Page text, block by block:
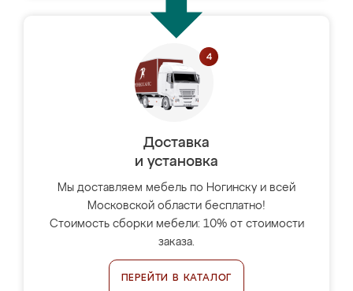
Доставка
и установка
Мы доставляем мебель по Ногинску и всей
Московской области бесплатно!
Стоимость сборки мебели: 10% от стоимости
заказа.
ПЕРЕЙТИ В КАТАЛОГ